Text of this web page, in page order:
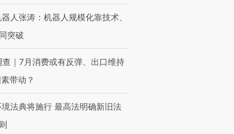
人张涛：机器人规模化靠技术、
突破
查｜7月消费或有反弹、出口维持
带动？
法典将施行 最高法明确新旧法